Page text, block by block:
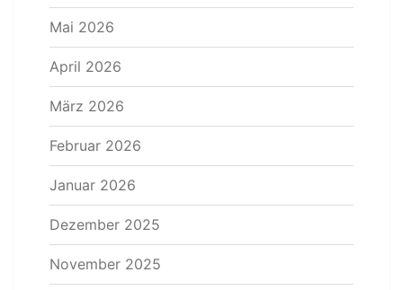
Mai 2026
April 2026
März 2026
Februar 2026
Januar 2026
Dezember 2025
November 2025